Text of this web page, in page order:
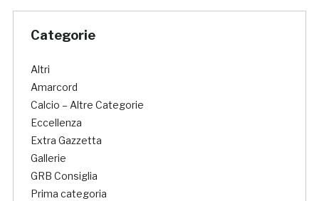
Categorie
Altri
Amarcord
Calcio – Altre Categorie
Eccellenza
Extra Gazzetta
Gallerie
GRB Consiglia
Prima categoria